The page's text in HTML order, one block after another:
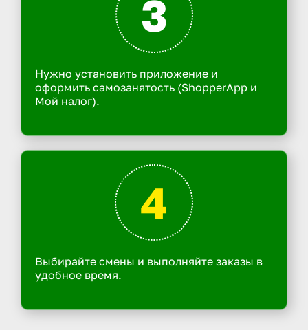
3
Нужно установить приложение и
оформить самозанятость (ShopperApp и
Мой налог).
4
Выбирайте смены и выполняйте заказы в
удобное время.